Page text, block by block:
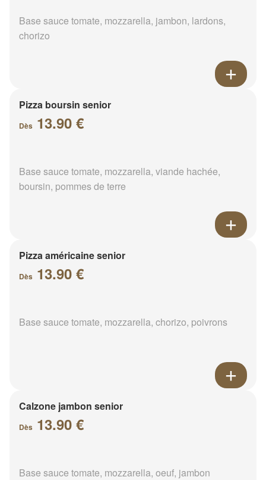
Base sauce tomate, mozzarella, jambon, lardons,
chorizo
Pizza boursin senior
Dès 13.90 €
Base sauce tomate, mozzarella, viande hachée,
boursin, pommes de terre
Pizza américaine senior
Dès 13.90 €
Base sauce tomate, mozzarella, chorizo, poivrons
Calzone jambon senior
Dès 13.90 €
Base sauce tomate, mozzarella, oeuf, jambon